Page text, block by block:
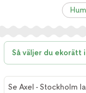
Så väljer du ekorätt
Se Axel - Stockholm